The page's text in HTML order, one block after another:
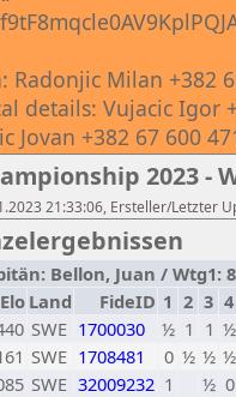
Milan +382
details: Vujacic Igor
+382 67 600
2023 -
21:33:06, Ersteller/Letzter
Bellon, Juan / Wtg1:
Elo Land FideID 1 2 3 4
SWE 1700030 ½ 1 1 ½
SWE 1708481 0 ½ ½ ½
SWE 32009232 1 ½ 0